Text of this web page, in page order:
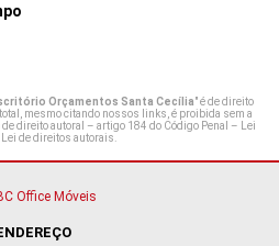
Orçamentos Santa Cecília" é de direito
mesmo citando nossos links, é proibida sem a
direito autoral – artigo 184 do Código Penal – Lei
de direitos autorais.